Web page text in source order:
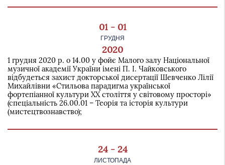
01 - 01
ГРУДНЯ
2020
1 грудня 2020 р. о 14.00 у фойє Малого залу Національної
музичної академії України імені П. І. Чайковського
відбудеться захист докторської дисертації Шевченко Лілії
Михайлівни «Стильова парадигма української
фортепіанної культури ХХ століття у світовому просторі»
(спеціальність 26.00.01 – Теорія та історія культури
(мистецтвознавство);
24 - 24
ЛИСТОПАДА